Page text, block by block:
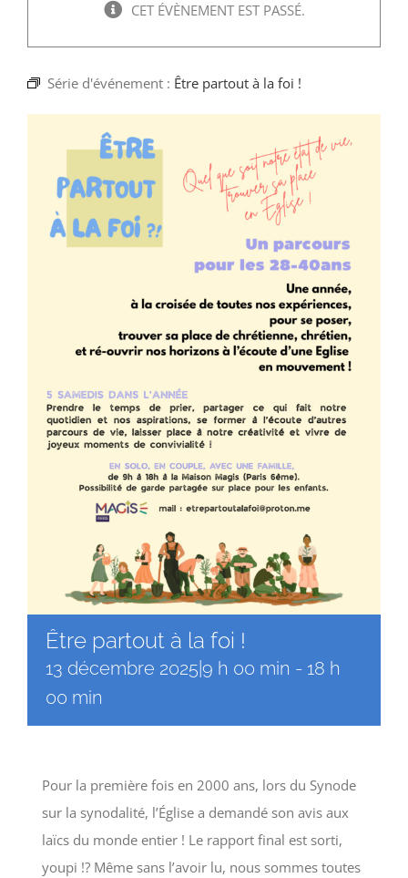
Magis Paris
Cowork Magis
JRS France
Réseau Magis
CET ÉVÈNEMENT EST PASSÉ.
Série d'événement : Être partout à la foi !
Être partout à la foi !
13 décembre 2025|9 h 00 min - 18 h
00 min
Pour la première fois en 2000 ans, lors du Synode
sur la synodalité, l’Église a demandé son avis aux
laïcs du monde entier ! Le rapport final est sorti,
youpi !? Même sans l’avoir lu, nous sommes toutes